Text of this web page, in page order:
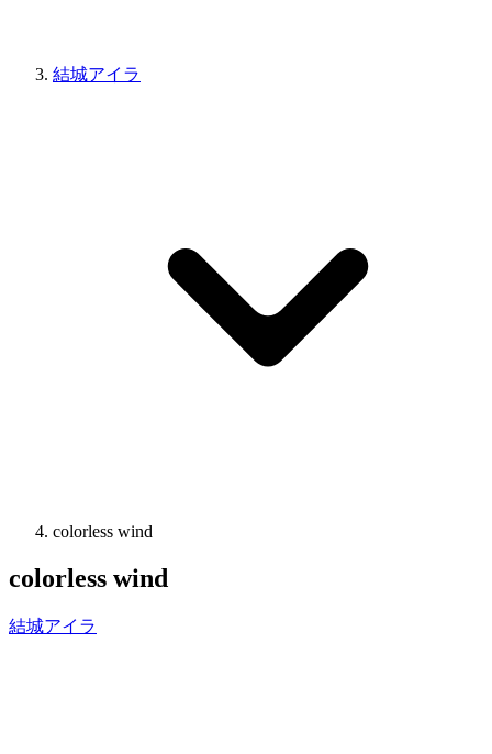
結城アイラ
colorless wind
colorless wind
結城アイラ